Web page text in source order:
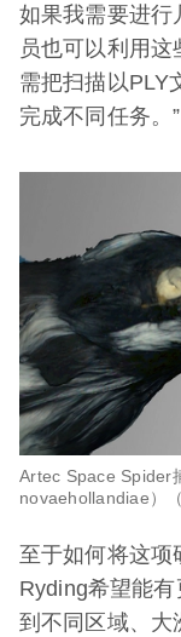
如果我需要进行
员也可以利用
需把扫描以PLY
完成不同任务。”
Artec Space Spider
novaehollandiae）
至于如何将这项
Ryding希望能
到不同区域、大